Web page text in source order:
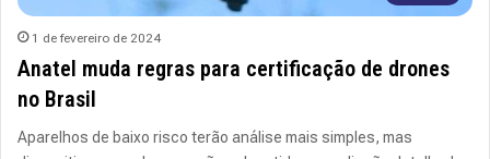
1 de fevereiro de 2024
Anatel muda regras para certificação de drones
no Brasil
Aparelhos de baixo risco terão análise mais simples, mas